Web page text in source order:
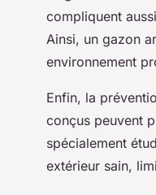
compliquent
Ainsi, un gazon
environnement
Enfin, la
conçus peuvent
spécialement
extérieur sain,